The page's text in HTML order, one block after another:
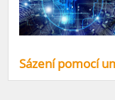
Sázení pomocí